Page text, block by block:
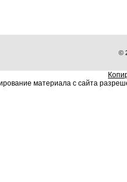
©
материала с сайта